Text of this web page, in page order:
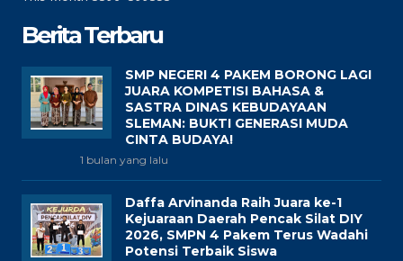
Berita Terbaru
SMP NEGERI 4 PAKEM BORONG LAGI
JUARA KOMPETISI BAHASA &
SASTRA DINAS KEBUDAYAAN
SLEMAN: BUKTI GENERASI MUDA
CINTA BUDAYA!
1 bulan yang lalu
Daffa Arvinanda Raih Juara ke-1
Kejuaraan Daerah Pencak Silat DIY
2026, SMPN 4 Pakem Terus Wadahi
Potensi Terbaik Siswa